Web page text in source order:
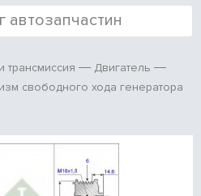
автозапчастин
трансмиссия
Двигатель
свободного хода генератора